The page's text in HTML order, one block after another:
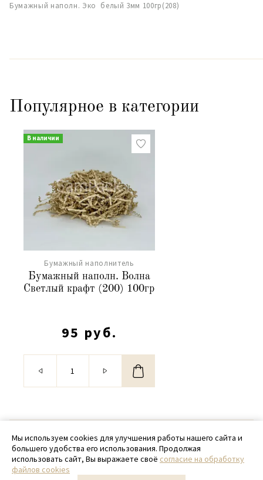
Бумажный наполн. Эко белый 3мм 100гр(208)
Популярное в категории
В наличии
Бумажный наполнитель
Бумажный наполн. Волна
Светлый крафт (200) 100гр
95 руб.
© 2020 - 2026 SamPack
+ 7 (918) 699-97-87
zakaz@sampack.store
Мы используем cookies для улучшения работы нашего сайта и
большего удобства его использования. Продолжая
использовать сайт, Вы выражаете своё согласие на обработку
файлов cookies